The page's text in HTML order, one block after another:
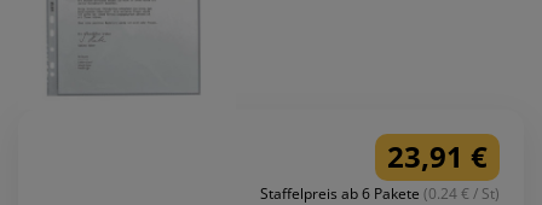
23,91 €
Staffelpreis ab 6 Pakete (0.24 € / St)